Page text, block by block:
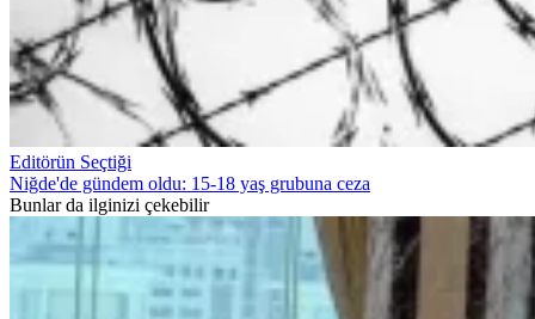
Editörün Seçtiği
Niğde'de gündem oldu: 15-18 yaş grubuna ceza
Bunlar da ilginizi çekebilir